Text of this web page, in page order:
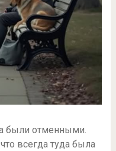
были отменными.
всегда туда была